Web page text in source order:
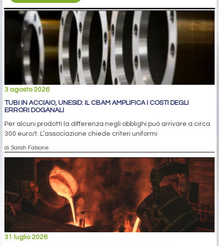
3 agosto 2026
TUBI IN ACCIAIO, UNESID: IL CBAM AMPLIFICA I COSTI DEGLI
ERRORI DOGANALI
Per alcuni prodotti la differenza negli obblighi può arrivare a circa
300 euro/t. L’associazione chiede criteri uniformi
di Sarah Falsone
31 luglio 2026